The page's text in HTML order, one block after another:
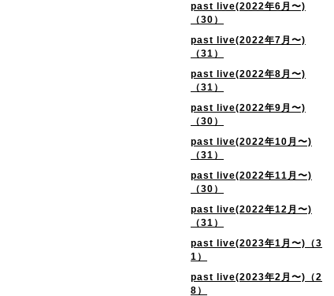
past live(2022年6月〜)
（30）
past live(2022年7月〜)
（31）
past live(2022年8月〜)
（31）
past live(2022年9月〜)
（30）
past live(2022年10月〜)
（31）
past live(2022年11月〜)
（30）
past live(2022年12月〜)
（31）
past live(2023年1月〜)（3
1）
past live(2023年2月〜)（2
8）